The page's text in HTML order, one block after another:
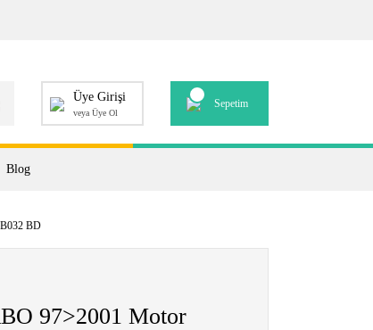
Üye Girişi
veya Üye Ol
Sepetim
Blog
BD
97>2001 Motor